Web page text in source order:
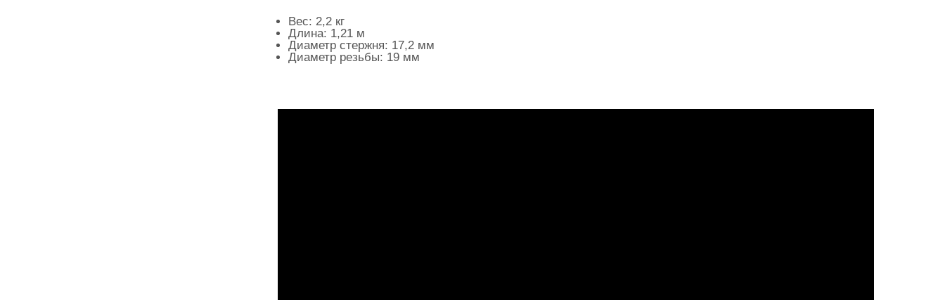
Вес: 2,2 кг
Длина: 1,21 м
Диаметр стержня: 17,2 мм
Диаметр резьбы: 19 мм